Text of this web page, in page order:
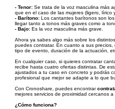
- Tenor: Se trata de la voz masculina más
que en el caso de las mujeres (ligero, lírico
- Barítono: Los cantantes barítonos son
llegar tanto a tonos más graves como a
- Bajo: Es la voz masculina más grave.
Ahora ya sabes algo más sobre los
puedes contratar. En cuanto a sus precios,
tipo de evento, duración de la actuación,
En cualquier caso, si quieres contratar
recibe hasta cuatro ofertas distintas. De
ajustados a tu caso en concreto y podrás
profesional que mejor se adapte a lo que
Con Cronoshare, puedes encontrar
mejores servicios de proximidad cercanos a
¿Cómo funciona?